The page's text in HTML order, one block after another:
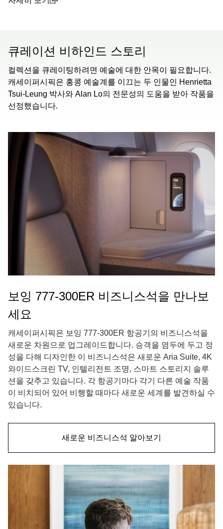
큐레이션 비하인드 스토리
컬렉션을 큐레이팅하려면 예술에 대한 안목이 필요합니다.
캐세이퍼시픽은 홍콩 예술계를 이끄는 두 인물인 Henrietta
Tsui-Leung 박사와 Alan Lo의 전문성의 도움을 받아 작품을
선정했습니다.
보잉 777-300ER 비즈니스석을 만나보
세요
캐세이퍼시픽은 보잉 777-300ER 항공기의 비즈니스석을
새로운 차원으로 업그레이드합니다. 승객을 염두에 두고 정
성을 다해 디자인한 이 비즈니스석은 새로운 Aria Suite, 4K
와이드스크린 TV, 인텔리전트 조명, 스마트 스토리지 솔루
션을 갖추고 있습니다. 각 항공기마다 각기 다른 예술 작품
이 비치되어 있어 비행할 때마다 새로운 세계를 발견하실 수
있습니다.
새로운 비즈니스석 알아보기